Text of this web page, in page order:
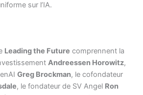
sur l’IA.
Leading the Future comprennent la
Andreessen Horowitz,
Greg Brockman, le cofondateur
, le fondateur de SV Angel Ron